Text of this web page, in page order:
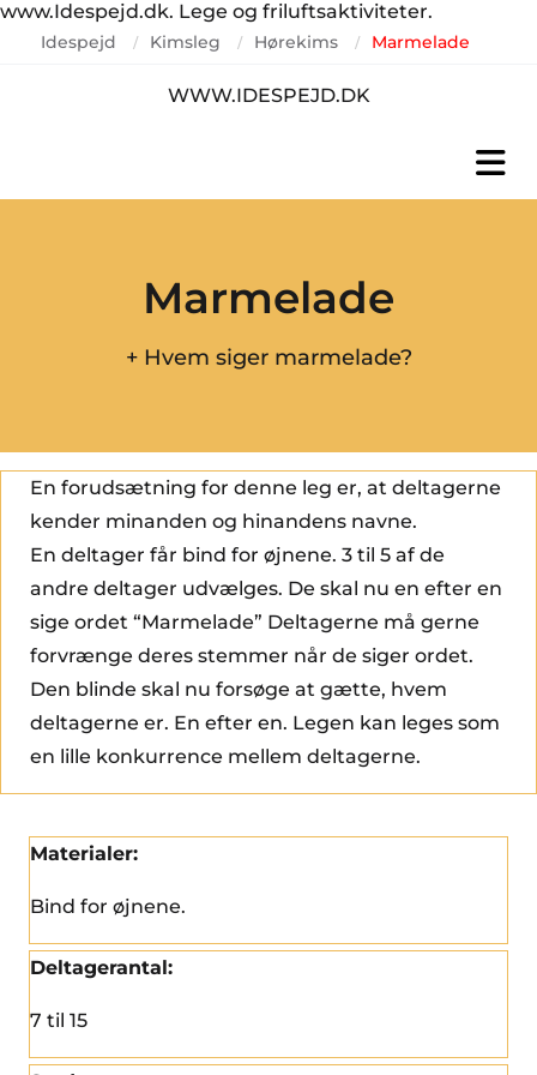
www.Idespejd.dk. Lege og friluftsaktiviteter.
Idespejd / Kimsleg / Hørekims / Marmelade
WWW.IDESPEJD.DK
Marmelade
+ Hvem siger marmelade?
En forudsætning for denne leg er, at deltagerne
kender minanden og hinandens navne.
En deltager får bind for øjnene. 3 til 5 af de
andre deltager udvælges. De skal nu en efter en
sige ordet “Marmelade” Deltagerne må gerne
forvrænge deres stemmer når de siger ordet.
Den blinde skal nu forsøge at gætte, hvem
deltagerne er. En efter en. Legen kan leges som
en lille konkurrence mellem deltagerne.
Materialer:
Bind for øjnene.
Deltagerantal:
7 til 15